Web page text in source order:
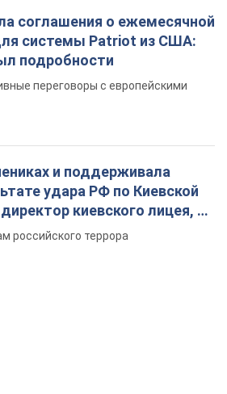
соглашения о ежемесячной
системы Patriot из США:
подробности
переговоры с европейскими
и поддерживала
удара РФ по Киевской
киевского лицея, её
российского террора